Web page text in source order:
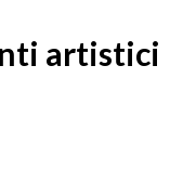
artistici